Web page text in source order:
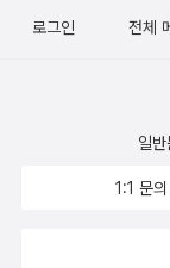
로그인 전체
일
1:1 문의